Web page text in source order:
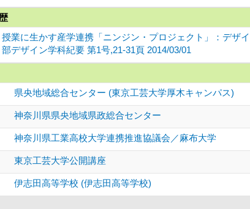
授業に生かす産学連携「ニンジン・プロジェクト」：デザ
部デザイン学科紀要 第1号,21-31頁 2014/03/01
県央地域総合センター (東京工芸大学厚木キャンパス)
神奈川県県央地域県政総合センター
神奈川県工業高校大学連携推進協議会／麻布大学
東京工芸大学公開講座
伊志田高等学校 (伊志田高等学校)